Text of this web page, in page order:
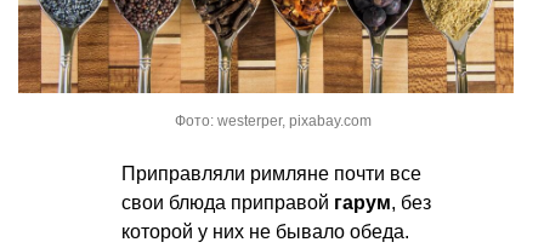
Фото: westerper, pixabay.com
Приправляли римляне почти все
свои блюда приправой гарум, без
которой у них не бывало обеда.